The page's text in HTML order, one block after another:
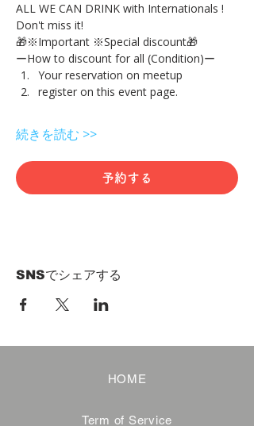
ALL WE CAN DRINK with Internationals !
Don't miss it!
🎁※Important ※Special discount🎁
ーHow to discount for all (Condition)ー
Your reservation on meetup
register on this event page.
続きを読む >>
予約する
SNSでシェアする
HOME
Term of Service